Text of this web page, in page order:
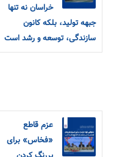
خراسان نه تنها
جبهه تولید، بلکه کانون
سازندگی، توسعه و رشد است
عزم قاطع
«فخاس» برای